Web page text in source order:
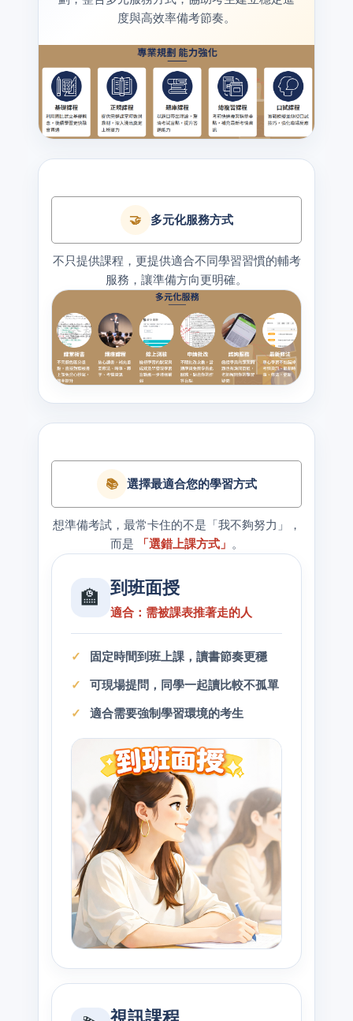
度與高效率備考節奏。
🤝 多元化服務方式
不只提供課程，更提供適合不同學習習慣的輔考
服務，讓準備方向更明確。
📚 選擇最適合您的學習方式
想準備考試，最常卡住的不是「我不夠努力」，
而是
「選錯上課方式」 。
🏫 到班面授
適合：需被課表推著走的人
固定時間到班上課，讀書節奏更穩
可現場提問，同學一起讀比較不孤單
適合需要強制學習環境的考生